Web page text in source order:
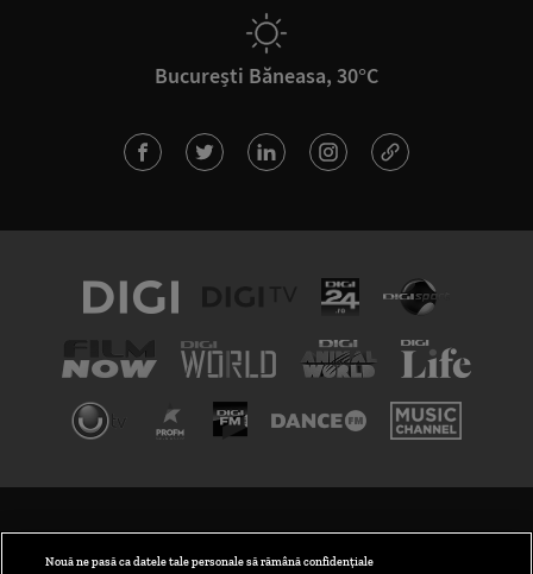
București Băneasa, 30°C
Nouă ne pasă ca datele tale personale să rămână confidențiale